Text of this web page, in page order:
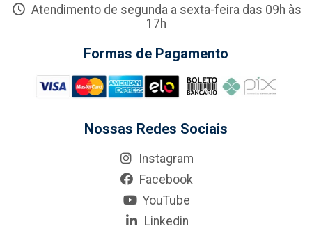
Atendimento de segunda a sexta-feira das 09h às
17h
Formas de Pagamento
Nossas Redes Sociais
Instagram
Facebook
YouTube
Linkedin